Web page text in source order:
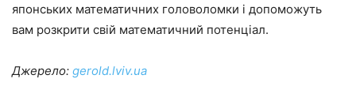
японських математичних головоломки і допоможуть
вам розкрити свій математичний потенціал.
Джерело: gerold.lviv.ua